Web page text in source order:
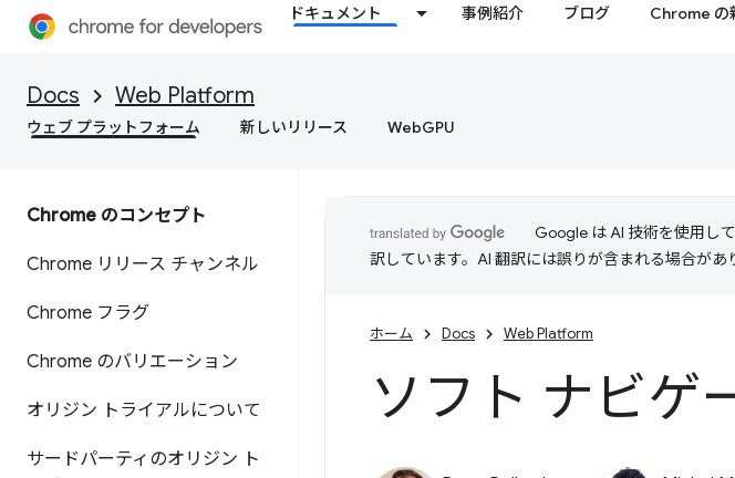
ドキュメント 事例紹介 ブログ Chrome の
Docs Web Platform
ウェブ プラットフォーム 新しいリリース WebGPU
Chrome のコンセプト
Chrome リリース チャンネル
Chrome フラグ
Chrome のバリエーション
オリジン トライアルについて
サードパーティのオリジン ト
Google は AI 技術を使用し
訳しています。AI 翻訳には誤りが含まれる場合があ
ホーム Docs Web Platform
ソフト ナビゲ